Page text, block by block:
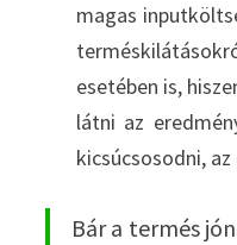
magas
esetében is,
látni az
kicsúcsosodni,
Bár a termés